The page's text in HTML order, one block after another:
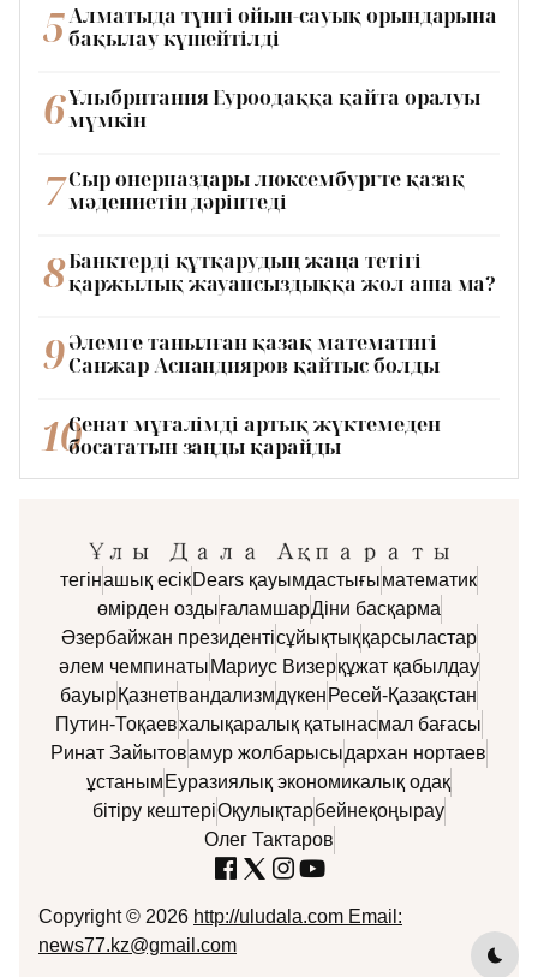
5Алматыда түнгі ойын-сауық орындарына
бақылау күшейтілді
6Ұлыбритания Еуроодаққа қайта оралуы
мүмкін
7 Сыр өнерпаздары люксембургте қазақ
мәдениетін дәріптеді
8 Банктерді құтқарудың жаңа тетігі
қаржылық жауапсыздыққа жол аша ма?
9 Әлемге танылған қазақ математигі
Санжар Аспандияров қайтыс болды
10Сенат мұғалімді артық жүктемеден
босататын заңды қарайды
тегінашық есікDears қауымдастығыматематик
өмірден оздығаламшарДіни басқарма
Әзербайжан президентісұйықтыққарсыластар
әлем чемпинаты Мариус Визерқұжат қабылдау
бауырҚазнетвандализмдүкен Ресей-Қазақстан
Путин-Тоқаевхалықаралық қатынасмал бағасы
Ринат Зайытовамур жолбарысыдархан нортаев
ұстаным Еуразиялық экономикалық одақ
бітіру кештеріОқулықтарбейнеқоңырау
Олег Тактаров
Copyright © 2026 http://uludala.com Email:
news77.kz@gmail.com